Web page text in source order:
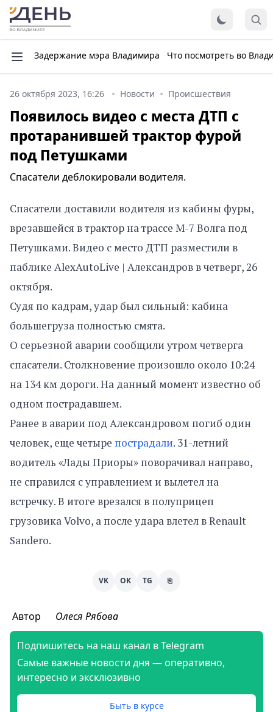
Задержание мэра Владимира Что посмотреть во
26 октября 2023, 16:26 Новости Происшествия
Появилось видео с места ДТП с
протаранившей трактор фурой
под Петушками
Спасатели деблокировали водителя.
Спасатели доставили водителя из кабины фуры,
врезавшейся в трактор на трассе М-7 Волга под
Петушками. Видео с место ДТП разместили в
паблике AlexAutoLive | Александров в четверг, 26
октября.
Судя по кадрам, удар был сильный: кабина
большегруза полностью смята.
О серьезной аварии сообщили утром четверга
спасатели. Столкновение произошло около 10:24
на 134 км дороги. На данный момент известно об
одном пострадавшем.
Ранее в аварии под Александровом погиб один
человек, еще четыре пострадали. 31-летний
водитель «Лады Приоры» поворачивал направо,
не справился с управлением и вылетел на
встречку. В итоге врезался в полуприцеп
грузовика Volvo, а после удара влетел в Renault
Sandero.
VK OK TG ⎘
Автор Олеся Рябова
Подпишитесь на наш канал в Telegram
Самые важные новости дня — оперативно,
интересно и эксклюзивно
Быть в курсе